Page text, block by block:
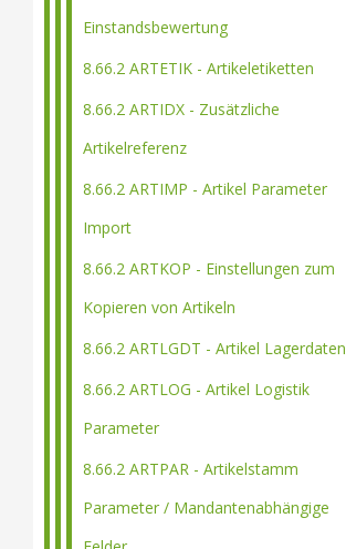
Einstandsbewertung
8.66.2 ARTETIK - Artikeletiketten
8.66.2 ARTIDX - Zusätzliche
Artikelreferenz
8.66.2 ARTIMP - Artikel Parameter
Import
8.66.2 ARTKOP - Einstellungen zum
Kopieren von Artikeln
8.66.2 ARTLGDT - Artikel Lagerdaten
8.66.2 ARTLOG - Artikel Logistik
Parameter
8.66.2 ARTPAR - Artikelstamm
Parameter / Mandantenabhängige